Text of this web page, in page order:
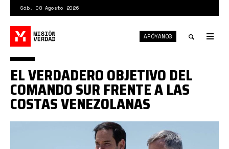
contenido
principal
Sáb. 08 Agosto 2026
search
APÓYANOS
EL VERDADERO OBJETIVO DEL
COMANDO SUR FRENTE A LAS
COSTAS VENEZOLANAS